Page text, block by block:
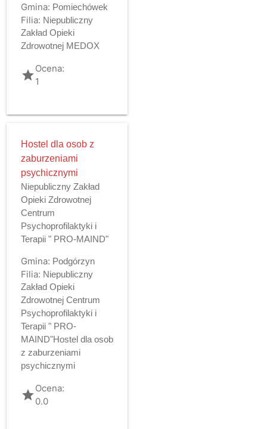
Gmina: Pomiechówek
Filia: Niepubliczny
Zakład Opieki
Zdrowotnej MEDOX
gradeOcena:
1
Hostel dla osob z
zaburzeniami
psychicznymi
Niepubliczny Zakład
Opieki Zdrowotnej
Centrum
Psychoprofilaktyki i
Terapii " PRO-MAIND"
Gmina: Podgórzyn
Filia: Niepubliczny
Zakład Opieki
Zdrowotnej Centrum
Psychoprofilaktyki i
Terapii " PRO-
MAIND"Hostel dla osob
z zaburzeniami
psychicznymi
gradeOcena:
0.0